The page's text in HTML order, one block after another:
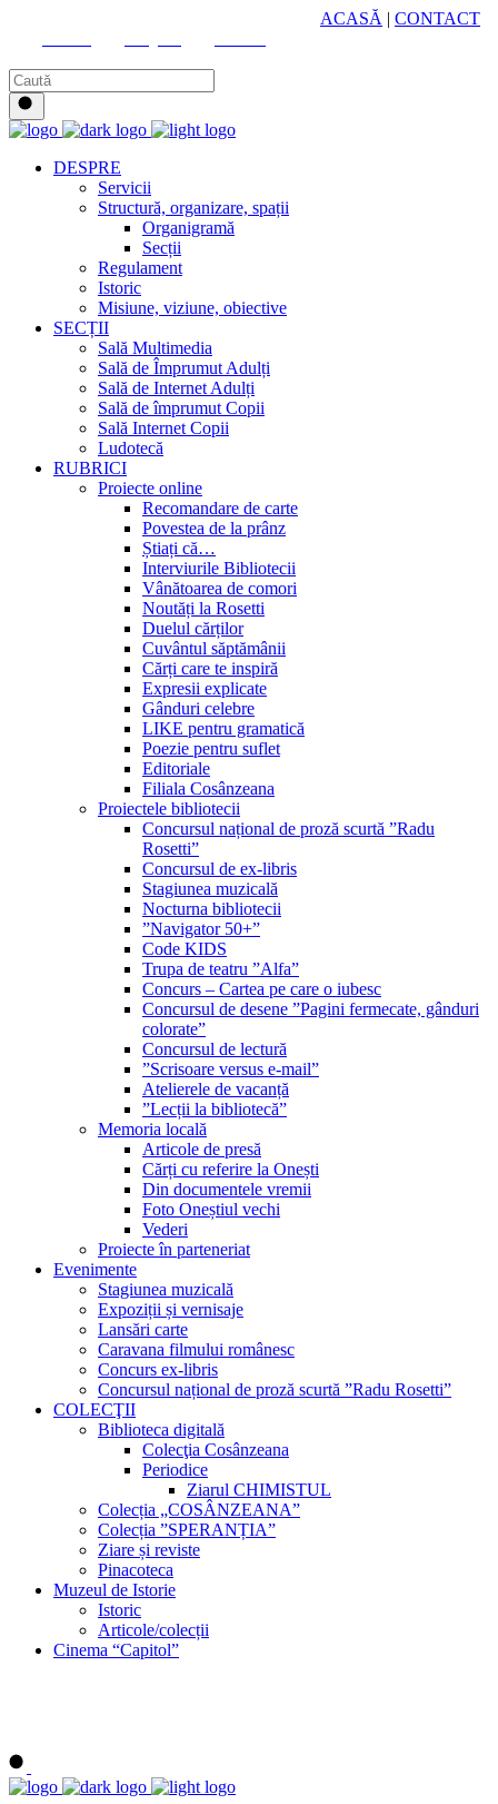
ACASĂ | CONTACT
DESPRE
Servicii
Structură, organizare, spații
Organigramă
Secții
Regulament
Istoric
Misiune, viziune, obiective
SECȚII
Sală Multimedia
Sală de Împrumut Adulți
Sală de Internet Adulți
Sală de împrumut Copii
Sală Internet Copii
Ludotecă
RUBRICI
Proiecte online
Recomandare de carte
Povestea de la prânz
Știați că…
Interviurile Bibliotecii
Vânătoarea de comori
Noutăți la Rosetti
Duelul cărților
Cuvântul săptămânii
Cărți care te inspiră
Expresii explicate
Gânduri celebre
LIKE pentru gramatică
Poezie pentru suflet
Editoriale
Filiala Cosânzeana
Proiectele bibliotecii
Concursul național de proză scurtă ”Radu
Rosetti”
Concursul de ex-libris
Stagiunea muzicală
Nocturna bibliotecii
”Navigator 50+”
Code KIDS
Trupa de teatru ”Alfa”
Concurs – Cartea pe care o iubesc
Concursul de desene ”Pagini fermecate, gânduri
colorate”
Concursul de lectură
”Scrisoare versus e-mail”
Atelierele de vacanță
”Lecții la bibliotecă”
Memoria locală
Articole de presă
Cărți cu referire la Onești
Din documentele vremii
Foto Oneștiul vechi
Vederi
Proiecte în parteneriat
Evenimente
Stagiunea muzicală
Expoziții și vernisaje
Lansări carte
Caravana filmului românesc
Concurs ex-libris
Concursul național de proză scurtă ”Radu Rosetti”
COLECŢII
Biblioteca digitală
Colecţia Cosânzeana
Periodice
Ziarul CHIMISTUL
Colecția „COSÂNZEANA”
Colecția ”SPERANȚIA”
Ziare și reviste
Pinacoteca
Muzeul de Istorie
Istoric
Articole/colecții
Cinema “Capitol”